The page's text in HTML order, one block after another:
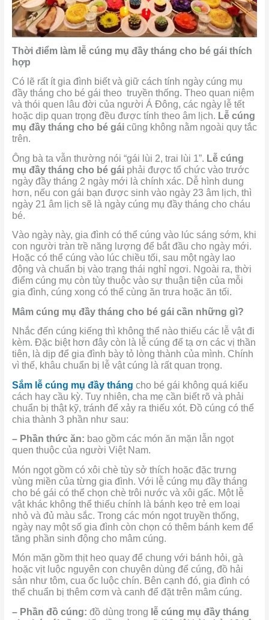
Thời điểm làm lễ cúng mụ đầy tháng cho bé gái thích
hợp
Có lẽ rất ít gia đình biết và giữ cách tính ngày cúng mụ
đầy tháng cho bé gái theo truyền thống. Theo quan niệm
và thói quen lâu đời của người Á Đông, các ngày lễ tết
hoặc dịp quan trọng đều được tính theo âm lịch. Lễ cúng
mụ đầy tháng cho bé gáicũng không nằm ngoài quy tắc
trên.
Ông bà ta vẫn thường nói “gái lùi 2, trai lùi 1”. Lễ cúng
mụ đầy tháng cho bé gái phải được tổ chức vào trước
ngày đầy tháng 2 ngày mới là chính xác. Dễ hình dung
hơn, nếu con gái bạn được sinh vào ngày 23 âm lịch, thì
ngày 21 âm lịch sẽ là ngày cúng mụ đầy tháng cho cháu
bé.
Vào ngày này, gia đình có thể cúng vào lúc sáng sớm, khi
con người tràn trề năng lượng để bắt đầu cho ngày mới.
Hoặc có thể cúng vào lúc chiều tối, sau một ngày lao
động và chuẩn bị vào trạng thái nghỉ ngơi. Ngoài ra, thời
điểm cúng mụ còn tùy thuộc vào sự thuận tiện của mỗi
gia đình, cúng xong có thể cùng ăn trưa hoặc ăn tối.
Mâm cúng mụ đầy tháng cho bé gái cần những gì?
Nhắc đến cúng kiếng thì không thể nào thiếu các lễ vật đi
kèm. Đặc biệt hơn đây còn là lễ cúng để tạ ơn các vị thần
tiên, là dịp để gia đình bày tỏ lòng thành của mình. Chính
vì thế, khâu chuẩn bị lễ vật cúng là rất quan trọng.
Sắm lễ cúng mụ đầy tháng cho bé gái không quá kiểu
cách hay cầu kỳ. Tuy nhiên, cha mẹ cần biết rõ và phải
chuẩn bị thật kỹ, tránh để xảy ra thiếu xót. Đồ cúng có thể
chia thành 3 phần như sau:
– Phần thức ăn: bao gồm các món ăn mặn lẫn ngọt
quen thuộc của người Việt Nam.
Món ngọt gồm có xôi chè tùy sở thích hoặc đặc trưng
vùng miền của từng gia đình. Với lễ cúng mụ đầy tháng
cho bé gái có thể chọn chè trôi nước và xôi gấc. Một lễ
vật khác không thể thiếu chính là bánh kẹo trẻ em loại
nhỏ và đủ màu sắc. Trong các món ngọt truyền thống,
ngày nay một số gia đình còn chọn có thêm bánh kem để
tăng phần sinh động cho mâm cúng.
Món mặn gồm thịt heo quay để chung với bánh hỏi, gà
hoặc vịt luộc nguyên con chuyên dùng để cúng, đồ hải
sản như tôm, cua ốc luộc chín. Bên cạnh đó, gia đình có
thể chuẩn bị thêm cơm và canh để đặt trên mâm cúng.
– Phần đồ cúng: đồ dùng trong lễ cúng mụ đầy tháng